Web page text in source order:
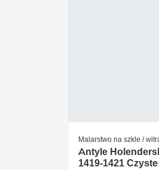
Malarstwo na szkle /
Antyle
1419-1421